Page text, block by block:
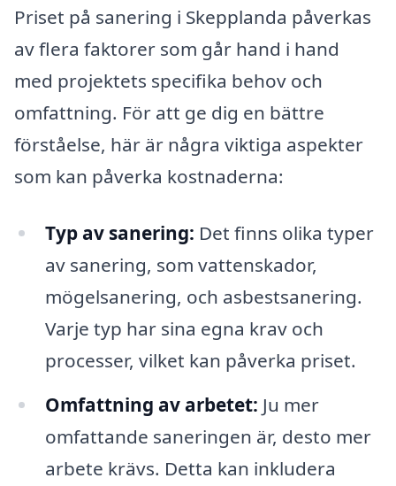
Priset på sanering i Skepplanda påverkas
av flera faktorer som går hand i hand
med projektets specifika behov och
omfattning. För att ge dig en bättre
förståelse, här är några viktiga aspekter
som kan påverka kostnaderna:
Typ av sanering: Det finns olika typer
av sanering, som vattenskador,
mögelsanering, och asbestsanering.
Varje typ har sina egna krav och
processer, vilket kan påverka priset.
Omfattning av arbetet: Ju mer
omfattande saneringen är, desto mer
arbete krävs. Detta kan inkludera